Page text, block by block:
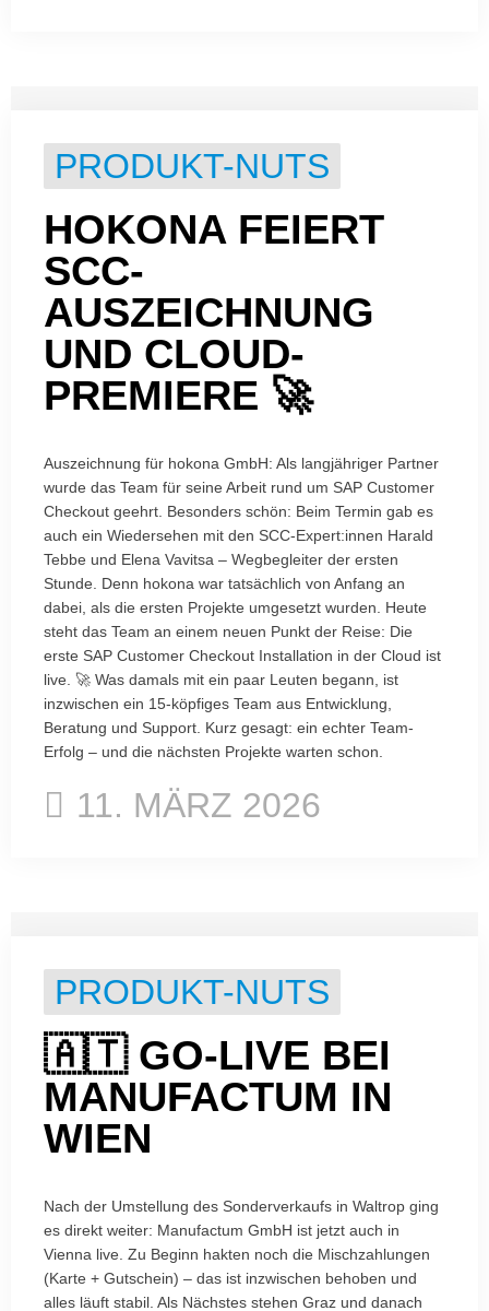
PRODUKT-NUTS
HOKONA FEIERT
SCC-
AUSZEICHNUNG
UND CLOUD-
PREMIERE 🚀
Auszeichnung für hokona GmbH: Als langjähriger Partner
wurde das Team für seine Arbeit rund um SAP Customer
Checkout geehrt. Besonders schön: Beim Termin gab es
auch ein Wiedersehen mit den SCC-Expert:innen Harald
Tebbe und Elena Vavitsa – Wegbegleiter der ersten
Stunde. Denn hokona war tatsächlich von Anfang an
dabei, als die ersten Projekte umgesetzt wurden. Heute
steht das Team an einem neuen Punkt der Reise: Die
erste SAP Customer Checkout Installation in der Cloud ist
live. 🚀 Was damals mit ein paar Leuten begann, ist
inzwischen ein 15-köpfiges Team aus Entwicklung,
Beratung und Support. Kurz gesagt: ein echter Team-
Erfolg – und die nächsten Projekte warten schon.
11. MÄRZ 2026
PRODUKT-NUTS
🇦🇹 GO-LIVE BEI
MANUFACTUM IN
WIEN
Nach der Umstellung des Sonderverkaufs in Waltrop ging
es direkt weiter: Manufactum GmbH ist jetzt auch in
Vienna live. Zu Beginn hakten noch die Mischzahlungen
(Karte + Gutschein) – das ist inzwischen behoben und
alles läuft stabil. Als Nächstes stehen Graz und danach